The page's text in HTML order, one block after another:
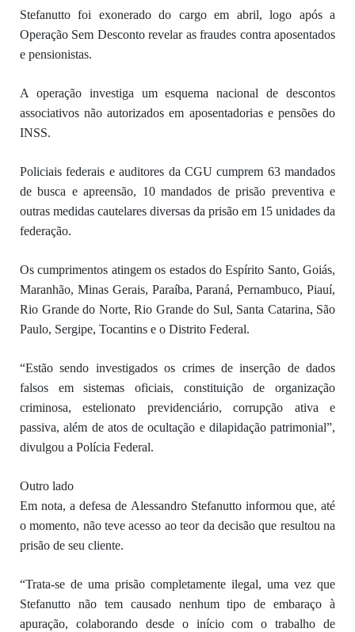
Stefanutto foi exonerado do cargo em abril, logo após a
Operação Sem Desconto revelar as fraudes contra aposentados
e pensionistas.
A operação investiga um esquema nacional de descontos
associativos não autorizados em aposentadorias e pensões do
INSS.
Policiais federais e auditores da CGU cumprem 63 mandados
de busca e apreensão, 10 mandados de prisão preventiva e
outras medidas cautelares diversas da prisão em 15 unidades da
federação.
Os cumprimentos atingem os estados do Espírito Santo, Goiás,
Maranhão, Minas Gerais, Paraíba, Paraná, Pernambuco, Piauí,
Rio Grande do Norte, Rio Grande do Sul, Santa Catarina, São
Paulo, Sergipe, Tocantins e o Distrito Federal.
“Estão sendo investigados os crimes de inserção de dados
falsos em sistemas oficiais, constituição de organização
criminosa, estelionato previdenciário, corrupção ativa e
passiva, além de atos de ocultação e dilapidação patrimonial”,
divulgou a Polícia Federal.
Outro lado
Em nota, a defesa de Alessandro Stefanutto informou que, até
o momento, não teve acesso ao teor da decisão que resultou na
prisão de seu cliente.
“Trata-se de uma prisão completamente ilegal, uma vez que
Stefanutto não tem causado nenhum tipo de embaraço à
apuração, colaborando desde o início com o trabalho de